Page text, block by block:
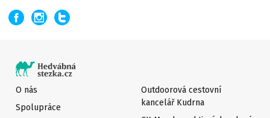
O nás
Spolupráce
Outdoorová cestovní
kancelář Kudrna